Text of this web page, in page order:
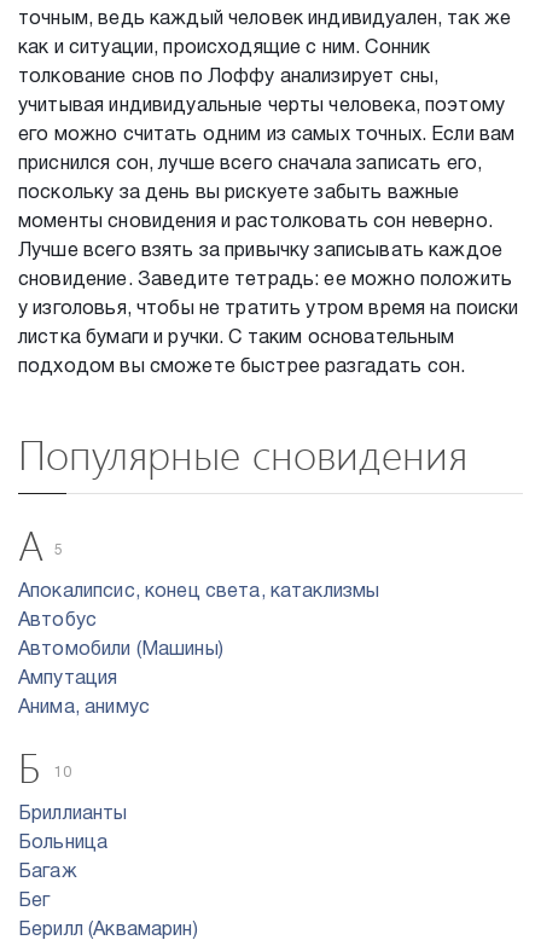
точным, ведь каждый человек индивидуален, так же
как и ситуации, происходящие с ним. Сонник
толкование снов по Лоффу анализирует сны,
учитывая индивидуальные черты человека, поэтому
его можно считать одним из самых точных. Если вам
приснился сон, лучше всего сначала записать его,
поскольку за день вы рискуете забыть важные
моменты сновидения и растолковать сон неверно.
Лучше всего взять за привычку записывать каждое
сновидение. Заведите тетрадь: ее можно положить
у изголовья, чтобы не тратить утром время на поиски
листка бумаги и ручки. С таким основательным
подходом вы сможете быстрее разгадать сон.
Популярные сновидения
А
5
Апокалипсис, конец света, катаклизмы
Автобус
Автомобили (Машины)
Ампутация
Анима, анимус
Б 10
Бриллианты
Больница
Багаж
Бег
Берилл (Аквамарин)